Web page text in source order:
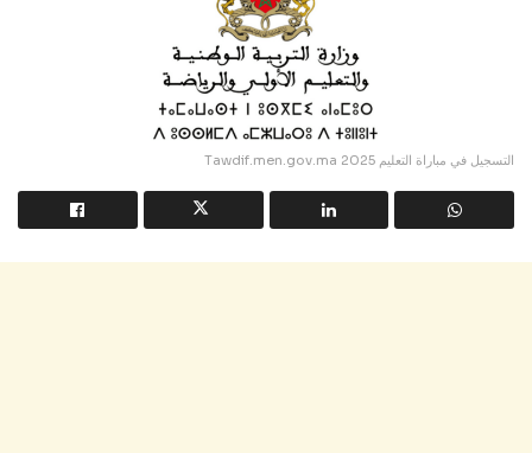
Tawdif.men.gov.ma التسجيل في مباراة التعليم 2025